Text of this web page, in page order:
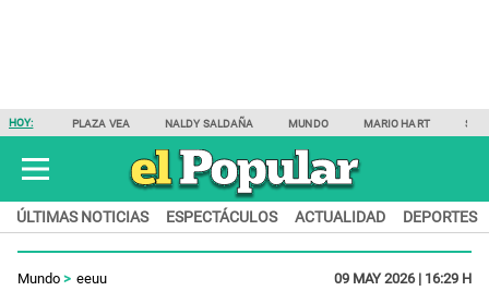
HOY: PLAZA VEA NALDY SALDAÑA MUNDO MARIO HART
ÚLTIMAS NOTICIAS ESPECTÁCULOS ACTUALIDAD DEPORTES
Mundo eeuu 09 MAY 2026 | 16:29 H